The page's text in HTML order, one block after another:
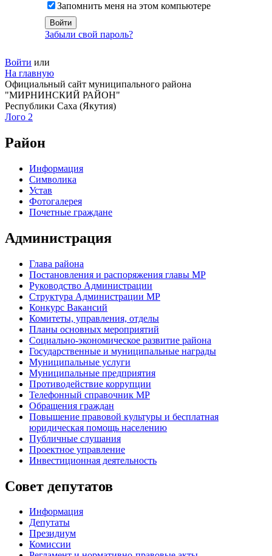
Запомнить меня на этом компьютере
Забыли свой пароль?
Войти или
На главную
Официальный сайт муниципального района
"МИРНИНСКИЙ РАЙОН"
Республики Саха (Якутия)
Лого 2
Район
Информация
Символика
Устав
Фотогалерея
Почетные граждане
Администрация
Глава района
Постановления и распоряжения главы МР
Руководство Администрации
Структура Администрации МР
Конкурс Вакансий
Комитеты, управления, отделы
Планы основных мероприятий
Социально-экономическое развитие района
Государственные и муниципальные награды
Муниципальные услуги
Муниципальные предприятия
Противодействие коррупции
Телефонный справочник МР
Обращения граждан
Повышение правовой культуры и бесплатная
юридическая помощь населению
Публичные слушания
Проектное управление
Инвестиционная деятельность
Совет депутатов
Информация
Депутаты
Президиум
Комиссии